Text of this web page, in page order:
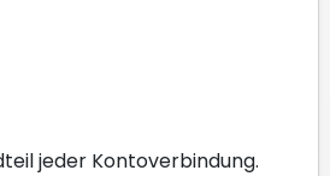
jeder Kontoverbindung.